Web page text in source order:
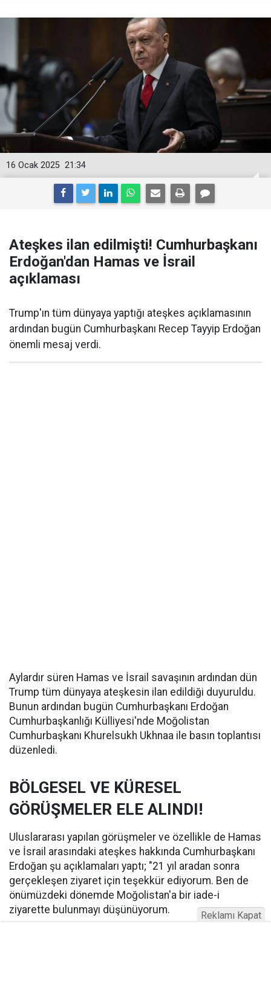
21:34
16 Ocak 2025
Ateşkes ilan edilmişti! Cumhurbaşkanı
Erdoğan'dan Hamas ve İsrail
açıklaması
Trump'ın tüm dünyaya yaptığı ateşkes açıklamasının
ardından bugün Cumhurbaşkanı Recep Tayyip Erdoğan
önemli mesaj verdi.
Aylardır süren Hamas ve İsrail savaşının ardından dün
Trump tüm dünyaya ateşkesin ilan edildiği duyuruldu.
Bunun ardından bugün Cumhurbaşkanı Erdoğan
Cumhurbaşkanlığı Külliyesi'nde Moğolistan
Cumhurbaşkanı Khurelsukh Ukhnaa ile basın toplantısı
düzenledi.
BÖLGESEL VE KÜRESEL
GÖRÜŞMELER ELE ALINDI!
Uluslararası yapılan görüşmeler ve özellikle de Hamas
ve İsrail arasındaki ateşkes hakkında Cumhurbaşkanı
Erdoğan şu açıklamaları yaptı; "21 yıl aradan sonra
gerçekleşen ziyaret için teşekkür ediyorum. Ben de
önümüzdeki dönemde Moğolistan'a bir iade-i
ziyarette bulunmayı düşünüyorum.
Reklamı Kapat